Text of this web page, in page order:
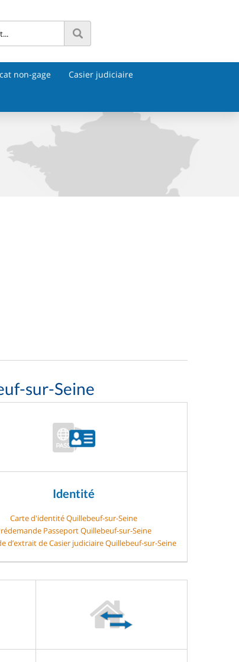
non-gage Casier judiciaire
sur-Seine
Identité
Carte d'identité Quillebeuf-sur-Seine
Passeport Quillebeuf-sur-Seine
d’extrait de Casier judiciaire Quillebeuf-sur-Seine